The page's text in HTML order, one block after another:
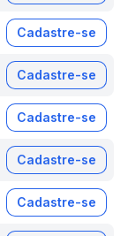
Cadastre-se
Cadastre-se
Cadastre-se
Cadastre-se
Cadastre-se